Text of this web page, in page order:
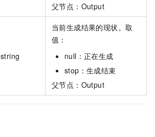
父节点：Output
string
当前生成结果的现状。取
值：
null：正在生成
stop：生成结束
父节点：Output